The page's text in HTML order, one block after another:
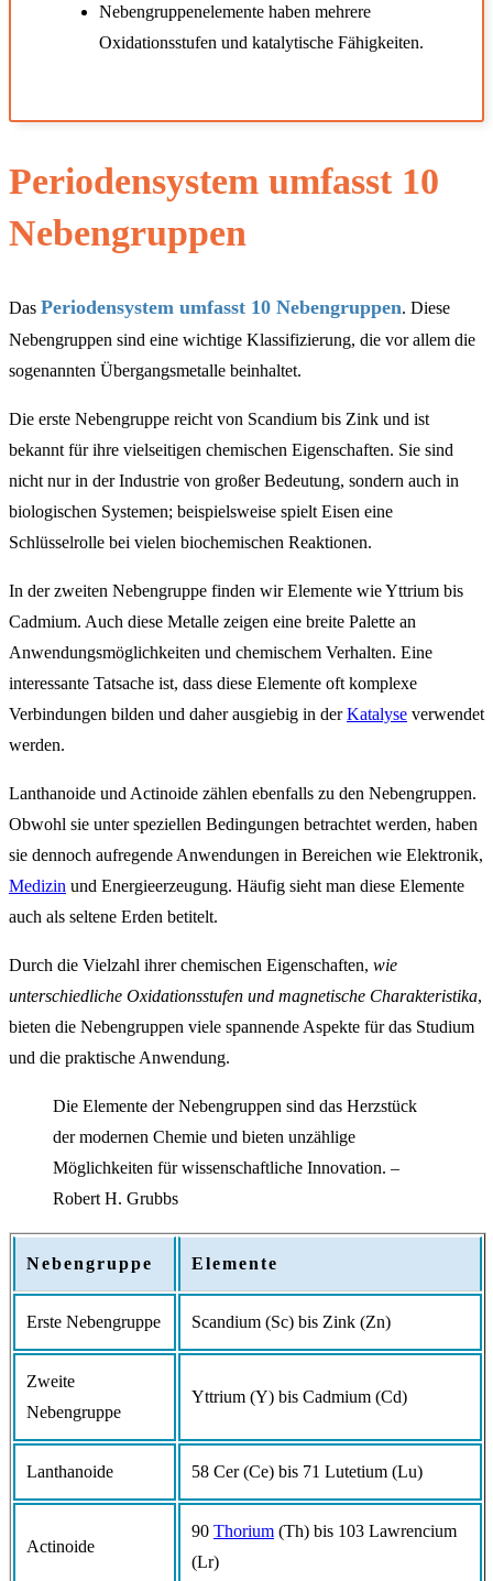
Nebengruppenelemente haben mehrere
Oxidationsstufen und katalytische Fähigkeiten.
Periodensystem umfasst 10
Nebengruppen
Das Periodensystem umfasst 10 Nebengruppen. Diese
Nebengruppen sind eine wichtige Klassifizierung, die vor allem die
sogenannten Übergangsmetalle beinhaltet.
Die erste Nebengruppe reicht von Scandium bis Zink und ist
bekannt für ihre vielseitigen chemischen Eigenschaften. Sie sind
nicht nur in der Industrie von großer Bedeutung, sondern auch in
biologischen Systemen; beispielsweise spielt Eisen eine
Schlüsselrolle bei vielen biochemischen Reaktionen.
In der zweiten Nebengruppe finden wir Elemente wie Yttrium bis
Cadmium. Auch diese Metalle zeigen eine breite Palette an
Anwendungsmöglichkeiten und chemischem Verhalten. Eine
interessante Tatsache ist, dass diese Elemente oft komplexe
Verbindungen bilden und daher ausgiebig in derKatalyse verwendet
werden.
Lanthanoide und Actinoide zählen ebenfalls zu den Nebengruppen.
Obwohl sie unter speziellen Bedingungen betrachtet werden, haben
sie dennoch aufregende Anwendungen in Bereichen wie Elektronik,
Medizin und Energieerzeugung. Häufig sieht man diese Elemente
auch als seltene Erden betitelt.
Durch die Vielzahl ihrer chemischen Eigenschaften, wie
unterschiedliche Oxidationsstufen und magnetische Charakteristika,
bieten die Nebengruppen viele spannende Aspekte für das Studium
und die praktische Anwendung.
Die Elemente der Nebengruppen sind das Herzstück
der modernen Chemie und bieten unzählige
Möglichkeiten für wissenschaftliche Innovation. –
Robert H. Grubbs
Nebengruppe Elemente
Erste Nebengruppe Scandium (Sc) bis Zink (Zn)
Zweite
Nebengruppe
Yttrium (Y) bis Cadmium (Cd)
Lanthanoide 58 Cer (Ce) bis 71 Lutetium (Lu)
Actinoide
90 Thorium (Th) bis 103 Lawrencium
(Lr)